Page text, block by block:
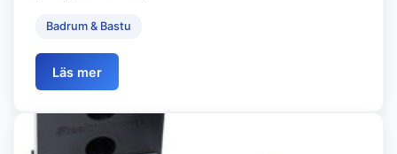
Badrum & Bastu
Läs mer